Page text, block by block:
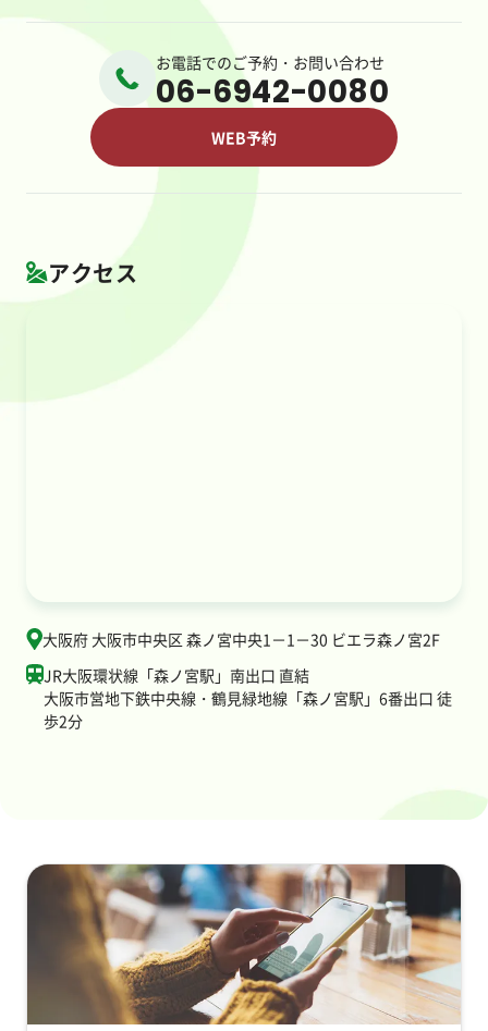
お電話でのご予約・お問い合わせ
06-6942-0080
WEB予約
アクセス
大阪府 大阪市中央区 森ノ宮中央1－1－30 ビエラ森ノ宮2F
JR大阪環状線「森ノ宮駅」南出口 直結
大阪市営地下鉄中央線・鶴見緑地線「森ノ宮駅」6番出口 徒
歩2分